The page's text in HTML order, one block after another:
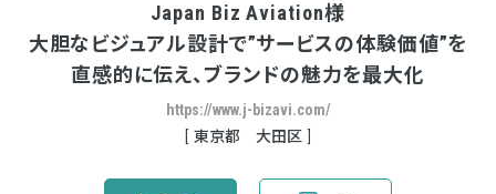
Japan Biz Aviation様
大胆なビジュアル設計で”サービスの体験価値”を
直感的に伝え、ブランドの魅力を最大化
https://www.j-bizavi.com/
東京都 大田区